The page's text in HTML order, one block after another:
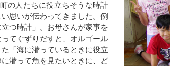
の人たちに役立ちそうな時計
思いが伝わってきました。例
つ時計」。お母さんが家事を
てぐずりだすと、オルゴール
「海に潜っているときに役立
潜って魚を見たいときに、ど